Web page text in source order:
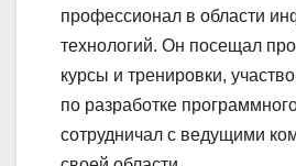
профессионал в области
технологий. Он посещал
курсы и тренировки,
по разработке
сотрудничал с ведущими